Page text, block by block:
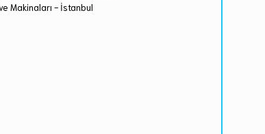
Makinaları - İstanbul